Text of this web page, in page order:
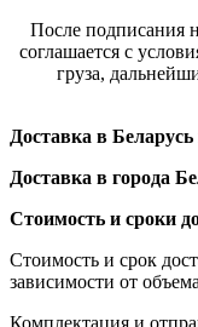
После подписания
соглашается с
груза,
Доставка в
Доставка в города
Стоимость и сроки
Стоимость и срок
зависимости от
Комплектация и